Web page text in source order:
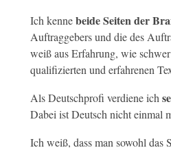
Ich kennebeide Seiten der
Auftraggebers und die des
weiß aus Erfahrung, wie
qualifizierten und erfahrenen
Als Deutschprofi verdiene ich
Dabei ist Deutsch nicht einmal
Ich weiß, dass man sowohl das